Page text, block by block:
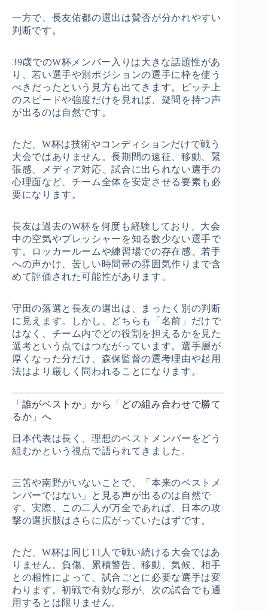
一方で、長友佑都の選出は賛否が分かれやすい
判断です。
39歳でのW杯メンバー入りは大きな話題性があ
り、若い選手や別ポジションの選手に枠を使う
べきだったという見方も出てきます。ピッチ上
のスピードや強度だけを見れば、疑問を持つ声
が出るのは自然です。
ただ、W杯は技術やコンディションだけで戦う
大会ではありません。長期間の遠征、移動、緊
張感、メディア対応、試合に出られない選手の
心理面など、チーム全体を安定させる要素も必
要になります。
長友は過去のW杯を何度も経験しており、大会
中の空気やプレッシャーを知る数少ない選手で
す。ロッカールームや練習場での存在感、若手
への声かけ、苦しい時間帯の雰囲気作りまで含
めて評価された可能性があります。
守田の落選と長友の選出は、まったく別の判断
に見えます。しかし、どちらも「名前」だけで
はなく、チーム内でどの役割を担えるかを見た
選考という点ではつながっています。選手層が
厚くなった分だけ、森保監督の選考理由や起用
法はより厳しく問われることになります。
「誰がベストか」から「どの組み合わせで勝て
るか」へ
日本代表は長く、理想のベストメンバーをどう
組むかという視点で語られてきました。
三笘や南野がいないことで、「本来のベストメ
ンバーではない」と見る声が出るのは自然で
す。実際、この二人が万全であれば、日本の攻
撃の選択肢はさらに広がっていたはずです。
ただ、W杯は同じ11人で戦い続ける大会ではあ
りません。負傷、累積警告、移動、気候、相手
との相性によって、試合ごとに必要な選手は変
わります。初戦で有効な形が、次の試合でも通
用するとは限りません。